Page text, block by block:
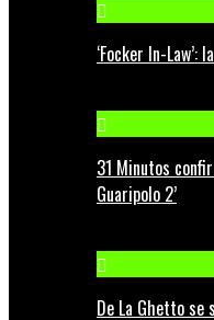
‘Focker In-
31 Minutos
Guaripolo 2’
De La Ghetto se